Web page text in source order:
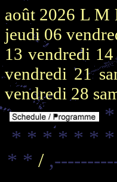
août 2026 L M
jeudi 06
13vendredi
vendredi 21
vendredi 28
* * * * * *
* * /